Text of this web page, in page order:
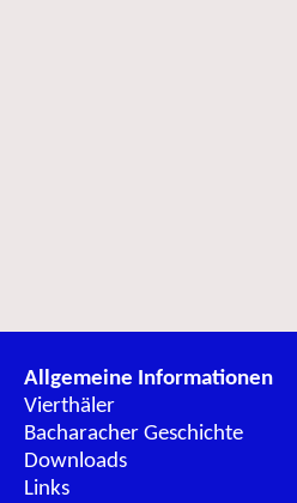
Allgemeine Informationen
Vierthäler
Bacharacher Geschichte
Downloads
Links